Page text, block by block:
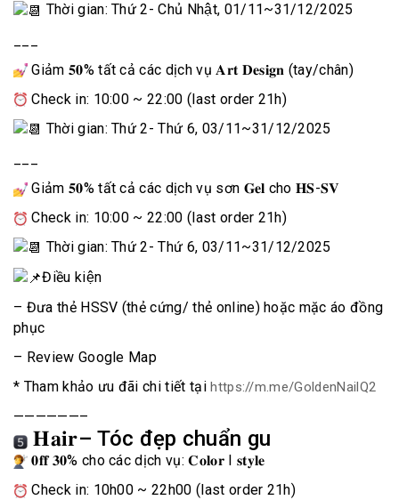
Thời gian: Thứ 2- Chủ Nhật, 01/11~31/12/2025
Giảm 𝟓𝟎% tất cả các dịch vụ 𝐀𝐫𝐭 𝐃𝐞𝐬𝐢𝐠𝐧 (tay/chân)
Check in: 10:00 ~ 22:00 (last order 21h)
Thời gian: Thứ 2- Thứ 6, 03/11~31/12/2025
Giảm 𝟓𝟎% tất cả các dịch vụ sơn 𝐆𝐞𝐥 cho 𝐇𝐒-𝐒𝐕
Check in: 10:00 ~ 22:00 (last order 21h)
Thời gian: Thứ 2- Thứ 6, 03/11~31/12/2025
Điều kiện
– Đưa thẻ HSSV (thẻ cứng/ thẻ online) hoặc mặc áo đồng
phục
– Review Google Map
* Tham khảo ưu đãi chi tiết tạihttps://m.me/GoldenNailQ2
——————–
𝐇𝐚𝐢𝐫– Tóc đẹp chuẩn gu
𝟎𝐟𝐟 𝟑𝟎% cho các dịch vụ: 𝐂𝐨𝐥𝐨𝐫 I 𝐬𝐭𝐲𝐥𝐞
Check in: 10h00 ~ 22h00 (last order 21h)